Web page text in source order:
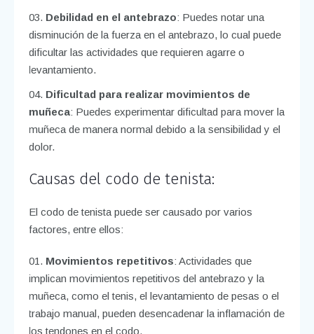
Debilidad en el antebrazo: Puedes notar una
disminución de la fuerza en el antebrazo, lo cual puede
dificultar las actividades que requieren agarre o
levantamiento.
Dificultad para realizar movimientos de
muñeca: Puedes experimentar dificultad para mover la
muñeca de manera normal debido a la sensibilidad y el
dolor.
Causas del codo de tenista:
El codo de tenista puede ser causado por varios
factores, entre ellos:
Movimientos repetitivos: Actividades que
implican movimientos repetitivos del antebrazo y la
muñeca, como el tenis, el levantamiento de pesas o el
trabajo manual, pueden desencadenar la inflamación de
los tendones en el codo.